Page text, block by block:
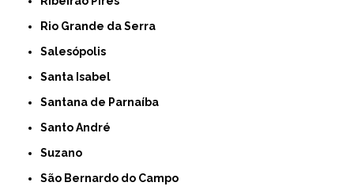
Rio Grande da Serra
Salesópolis
Santa Isabel
Santana de Parnaíba
Santo André
Suzano
São Bernardo do Campo